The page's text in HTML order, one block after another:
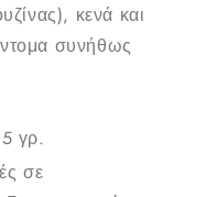
κενά και
συνήθως
γρ.
σε